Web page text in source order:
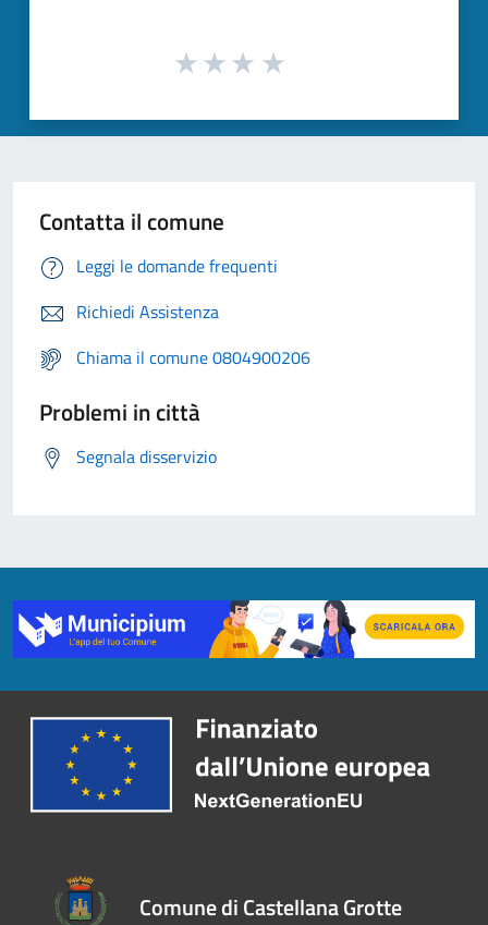
Contatta il comune
Leggi le domande frequenti
Richiedi Assistenza
Chiama il comune 0804900206
Problemi in città
Segnala disservizio
Comune di Castellana Grotte